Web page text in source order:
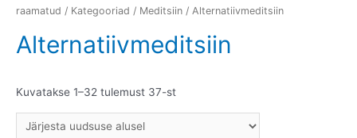
raamatud / Kategooriad / Meditsiin / Alternatiivmeditsiin
Alternatiivmeditsiin
Kuvatakse 1–32 tulemust 37-stSorditud
uusimate